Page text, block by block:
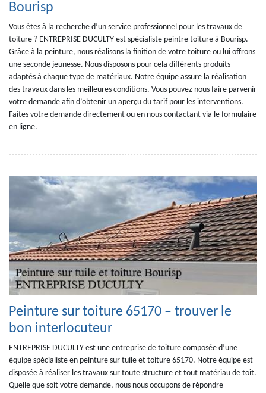
Bourisp
Vous êtes à la recherche d’un service professionnel pour les travaux de
toiture ? ENTREPRISE DUCULTY est spécialiste peintre toiture à Bourisp.
Grâce à la peinture, nous réalisons la finition de votre toiture ou lui offrons
une seconde jeunesse. Nous disposons pour cela différents produits
adaptés à chaque type de matériaux. Notre équipe assure la réalisation
des travaux dans les meilleures conditions. Vous pouvez nous faire parvenir
votre demande afin d’obtenir un aperçu du tarif pour les interventions.
Faites votre demande directement ou en nous contactant via le formulaire
en ligne.
Peinture sur toiture 65170 – trouver le
bon interlocuteur
ENTREPRISE DUCULTY est une entreprise de toiture composée d’une
équipe spécialiste en peinture sur tuile et toiture 65170. Notre équipe est
disposée à réaliser les travaux sur toute structure et tout matériau de toit.
Quelle que soit votre demande, nous nous occupons de répondre